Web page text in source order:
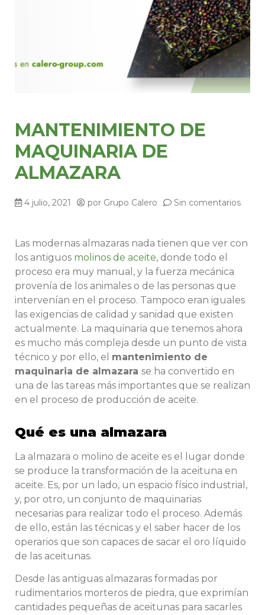
MANTENIMIENTO DE
MAQUINARIA DE
ALMAZARA
4 julio, 2021 por Grupo Calero Sin comentarios
Las modernas almazaras nada tienen que ver con
los antiguos molinos de aceite, donde todo el
proceso era muy manual, y la fuerza mecánica
provenía de los animales o de las personas que
intervenían en el proceso. Tampoco eran iguales
las exigencias de calidad y sanidad que existen
actualmente. La maquinaria que tenemos ahora
es mucho más compleja desde un punto de vista
técnico y por ello, el mantenimiento de
maquinaria de almazara se ha convertido en
una de las tareas más importantes que se realizan
en el proceso de producción de aceite.
Qué es una almazara
La almazara o molino de aceite es el lugar donde
se produce la transformación de la aceituna en
aceite. Es, por un lado, un espacio físico industrial,
y, por otro, un conjunto de maquinarias
necesarias para realizar todo el proceso. Además
de ello, están las técnicas y el saber hacer de los
operarios que son capaces de sacar el oro líquido
de las aceitunas.
Desde las antiguas almazaras formadas por
rudimentarios morteros de piedra, que exprimían
cantidades pequeñas de aceitunas para sacarles